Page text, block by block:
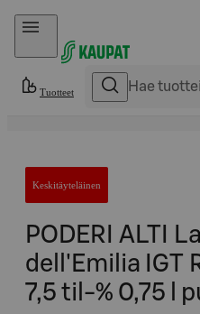
Hyppää sisältöön
Tuotteet
Keskitäyteläinen
PODERI ALTI
dell'Emilia IGT
7,5 til-% 0,75 l